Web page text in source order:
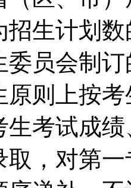
招生计划
委员会制
原则上按
生考试成
取，对第